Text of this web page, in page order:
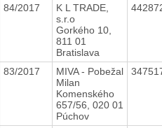
84/2017
K L TRADE,
s.r.o
Gorkého 10,
811 01
Bratislava
83/2017
MIVA - Pobežal
Milan
Komenského
657/56, 020 01
Púchov